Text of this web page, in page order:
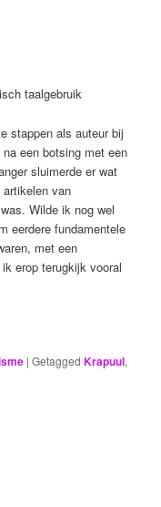
taalgebruik
stappen als auteur bij
een botsing met een
sluimerde er wat
van
Wilde ik nog wel
eerdere fundamentele
met een
erop terugkijk vooral
|Getagged Krapuul,